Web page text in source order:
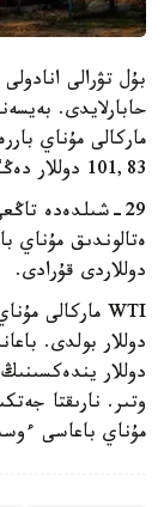
بۇل تۋرالى
حابارلايدى.
101,83 دوللار دەڭگەيىندە اياقتادى.
دوللاردى قۇرادى.
دوللار بولدى.
دوللار
وتىر. نارىقتا
مۇناي باعاسى